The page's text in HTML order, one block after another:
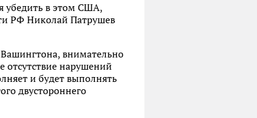
убедить в этом США,
РФ Николай Патрушев
внимательно
нарушений
и будет выполнять
двустороннего